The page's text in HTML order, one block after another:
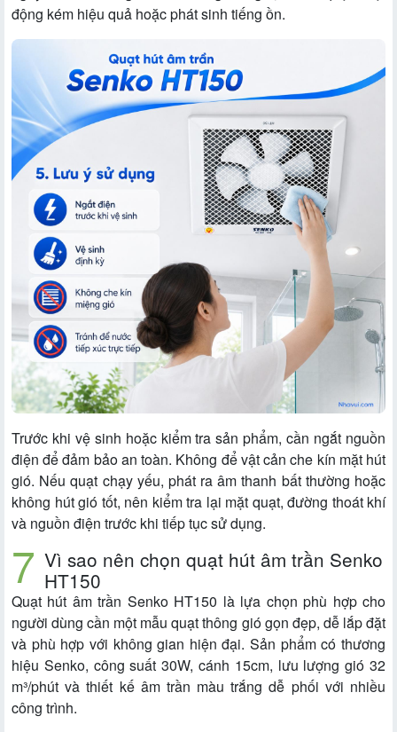
động kém hiệu quả hoặc phát sinh tiếng ồn.
Trước khi vệ sinh hoặc kiểm tra sản phẩm, cần ngắt nguồn
điện để đảm bảo an toàn. Không để vật cản che kín mặt hút
gió. Nếu quạt chạy yếu, phát ra âm thanh bất thường hoặc
không hút gió tốt, nên kiểm tra lại mặt quạt, đường thoát khí
và nguồn điện trước khi tiếp tục sử dụng.
Vì sao nên chọn quạt hút âm trần Senko
HT150
Quạt hút âm trần Senko HT150 là lựa chọn phù hợp cho
người dùng cần một mẫu quạt thông gió gọn đẹp, dễ lắp đặt
và phù hợp với không gian hiện đại. Sản phẩm có thương
hiệu Senko, công suất 30W, cánh 15cm, lưu lượng gió 32
m³/phút và thiết kế âm trần màu trắng dễ phối với nhiều
công trình.